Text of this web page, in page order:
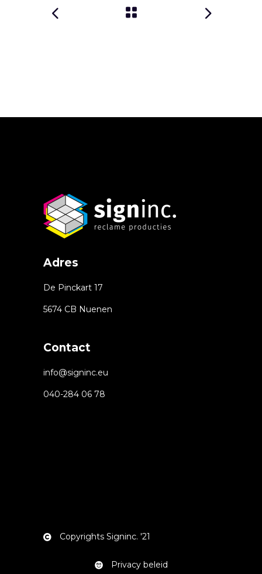
Adres
De Pinckart 17
5674 CB Nuenen
Contact
info@signinc.eu
040-284 06 78
Copyrights Signinc. '21
Privacy beleid